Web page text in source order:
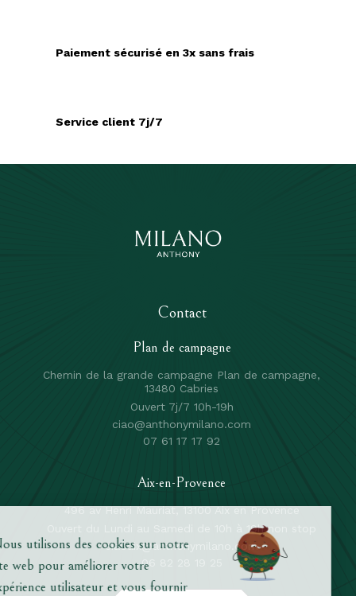
Paiement sécurisé en 3x sans frais
Service client 7j/7
Contact
Plan de campagne
Chemin de la grande campagne Plan de campagne,
13480 Cabries
Ouvert 7j/7 10h-19h
ciao@anthonymilano.com
07 61 17 17 92
Aix-en-Provence
496 av Henri Mauriat, 13100 Aix en Provence
Ouvert du Lundi au Samedi de 10h à 19h non stop
ciaoaix@anthonymilano.com
06 82 28 19 25